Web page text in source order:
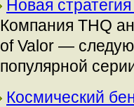
Новая
Компания THQ
of Valor —
популярной
Космический